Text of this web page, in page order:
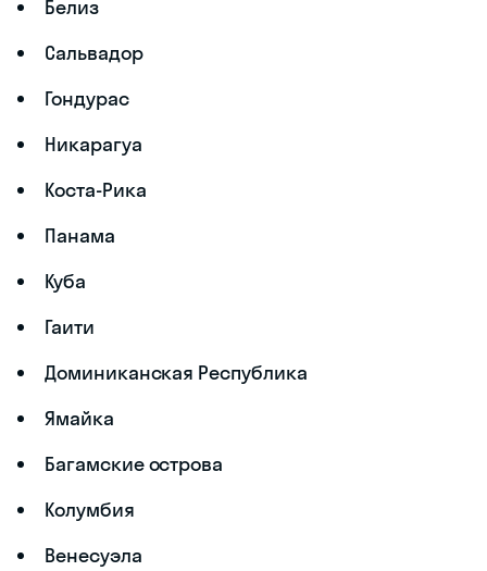
Белиз
Сальвадор
Гондурас
Никарагуа
Коста-Рика
Панама
Куба
Гаити
Доминиканская Республика
Ямайка
Багамские острова
Колумбия
Венесуэла